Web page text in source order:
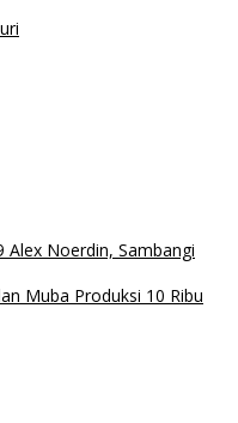
Alex Noerdin, Sambangi
Muba Produksi 10 Ribu